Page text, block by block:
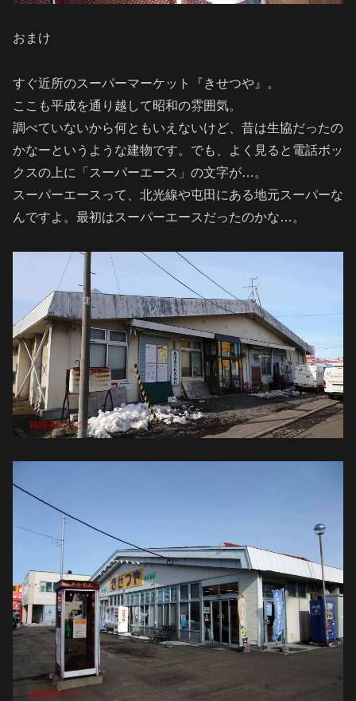
おまけ
すぐ近所のスーパーマーケット『きせつや』。
ここも平成を通り越して昭和の雰囲気。
調べていないから何ともいえないけど、昔は生協だったの
かなーというような建物です。でも、よく見ると電話ボッ
クスの上に「スーパーエース」の文字が…。
スーパーエースって、北光線や屯田にある地元スーパーな
んですよ。最初はスーパーエースだったのかな…。